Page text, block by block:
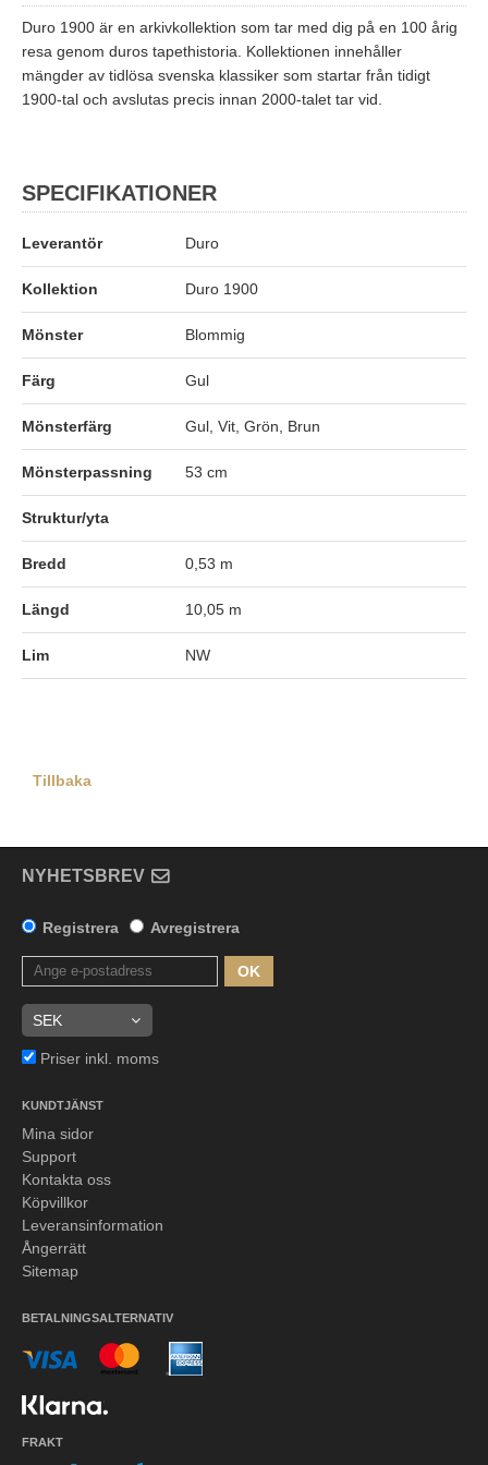
Duro 1900 är en arkivkollektion som tar med dig på en 100 årig
resa genom duros tapethistoria. Kollektionen innehåller
mängder av tidlösa svenska klassiker som startar från tidigt
1900-tal och avslutas precis innan 2000-talet tar vid.
SPECIFIKATIONER
Leverantör Duro
Kollektion Duro 1900
Mönster Blommig
Färg Gul
Mönsterfärg Gul, Vit, Grön, Brun
Mönsterpassning 53 cm
Struktur/yta
Bredd 0,53 m
Längd 10,05 m
Lim NW
Tillbaka
NYHETSBREV
Registrera Avregistrera
OK
Priser inkl. moms
KUNDTJÄNST
Mina sidor
Support
Kontakta oss
Köpvillkor
Leveransinformation
Ångerrätt
Sitemap
BETALNINGSALTERNATIV
FRAKT